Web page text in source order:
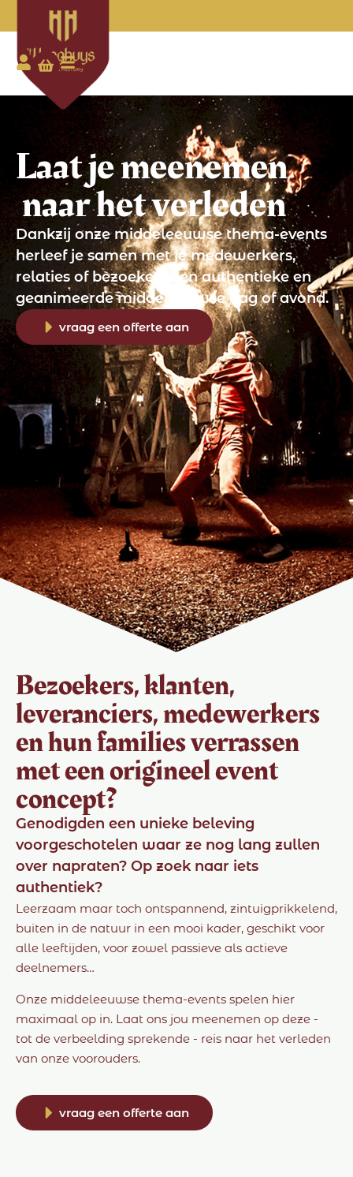
Laat je meenemen
naar het verleden
Dankzij onze middeleeuwse thema-events
herleef je samen met je medewerkers,
relaties of bezoekers een authentieke en
geanimeerde middeleeuwse dag of avond.
vraag een offerte aan
Bezoekers, klanten,
leveranciers, medewerkers
en hun families verrassen
met een origineel event
concept?
Genodigden een unieke beleving
voorgeschotelen waar ze nog lang zullen
over napraten? Op zoek naar iets
authentiek?
Leerzaam maar toch ontspannend, zintuigprikkelend,
buiten in de natuur in een mooi kader, geschikt voor
alle leeftijden, voor zowel passieve als actieve
deelnemers…
Onze middeleeuwse thema-events spelen hier
maximaal op in. Laat ons jou meenemen op deze -
tot de verbeelding sprekende - reis naar het verleden
van onze voorouders.
vraag een offerte aan